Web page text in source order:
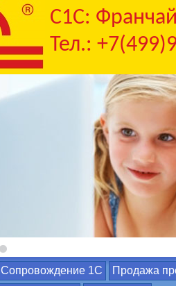
C1С:
Тел.:
Сопровождение 1С Продажа